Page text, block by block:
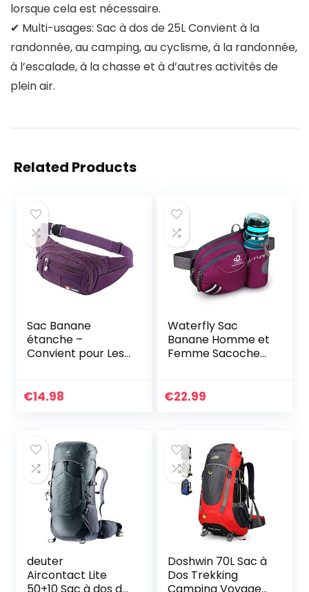
lorsque cela est nécessaire.
✔ Multi-usages: Sac à dos de 25L Convient à la
randonnée, au camping, au cyclisme, à la randonnée,
à l’escalade, à la chasse et à d’autres activités de
plein air.
Related Products
Sac Banane
étanche –
Convient pour Les
activités de Plein
Banane étanche
pour la Course à
Pied
€14.98
Waterfly Sac
Banane Homme et
Femme Sacoche
Course avec Porte
€22.99
deuter
Aircontact Lite
Doshwin 70L Sac à
Dos Trekking